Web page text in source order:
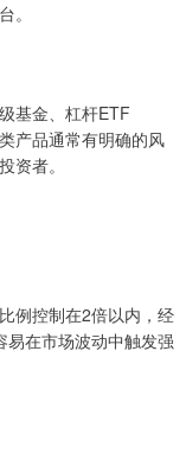
。
基金、杠杆ETF
产品通常有明确的风
资者。
例控制在2倍以内，经
在市场波动中触发强